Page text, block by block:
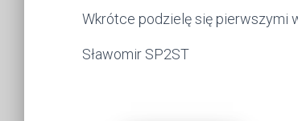
Wkrótce podzielę się pierwszymi
Sławomir SP2ST